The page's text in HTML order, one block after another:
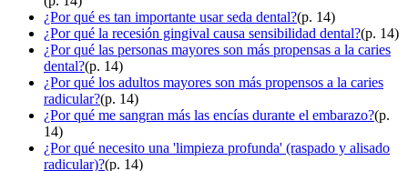
¿Por qué es tan importante usar seda dental?(p. 14)
¿Por qué la recesión gingival causa sensibilidad dental?(p. 14)
¿Por qué las personas mayores son más propensas a la caries
dental?(p. 14)
¿Por qué los adultos mayores son más propensos a la caries
radicular?(p. 14)
¿Por qué me sangran más las encías durante el embarazo?(p.
14)
¿Por qué necesito una 'limpieza profunda' (raspado y alisado
radicular)?(p. 14)